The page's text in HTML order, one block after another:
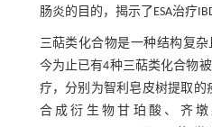
肠炎的目的，揭示了ESA治疗
三萜类化合物是一种结构复
今为止已有4种三萜类化合物
疗，分别为智利皂皮树提取的
合成衍生物甘珀酸、齐